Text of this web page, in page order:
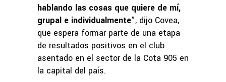
hablando las cosas que quiere de mí,
grupal e individualmente”, dijo Covea,
que espera formar parte de una etapa
de resultados positivos en el club
asentado en el sector de la Cota 905 en
la capital del país.